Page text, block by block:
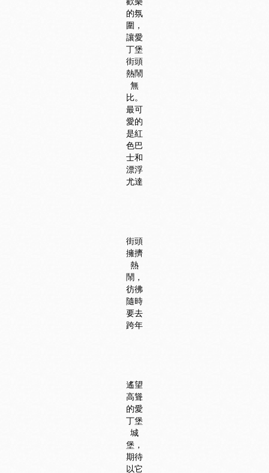
的氛
圍，
讓愛
丁堡
街頭
熱鬧
無
比。
最可
愛的
是紅
色巴
士和
漂浮
尤達
街頭
擁擠
熱
鬧，
彷彿
隨時
要去
跨年
遙望
高聳
的愛
丁堡
城
堡，
期待
以它